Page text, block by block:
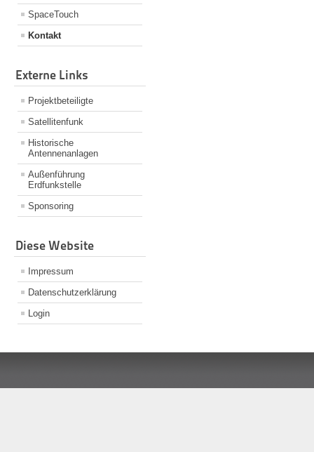
SpaceTouch
Kontakt
Externe Links
Projektbeteiligte
Satellitenfunk
Historische
Antennenanlagen
Außenführung
Erdfunkstelle
Sponsoring
Diese Website
Impressum
Datenschutzerklärung
Login